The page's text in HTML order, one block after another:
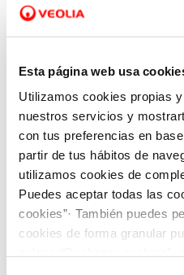
Esta página web usa
Utilizamos cookies propias
nuestros servicios y
con tus preferencias en
partir de tus hábitos de
utilizamos cookies de
Puedes aceptar todas las
cookies”· También puedes
cookies de forma granular
El Proyecto europeo
la búsqueda de
ámbito del agua